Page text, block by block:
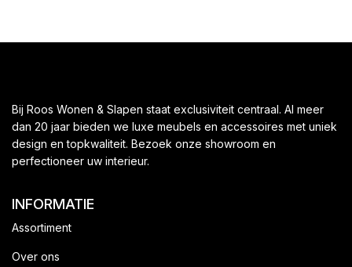
Bij Roos Wonen & Slapen staat exclusiviteit centraal. Al meer
dan 20 jaar bieden we luxe meubels en accessoires met uniek
design en topkwaliteit. Bezoek onze showroom en
perfectioneer uw interieur.
INFORMATIE
Assortiment
Over ons